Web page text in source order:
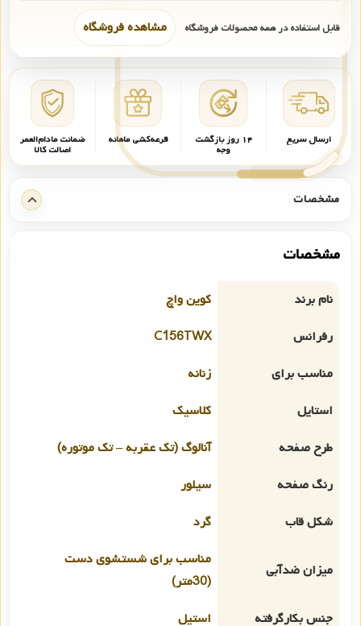
قابل استفاده در همه محصولات فروشگاه مشاهده فروشگاه
ارسال سریع ۱۴ روز بازگشت
وجه
قرعه‌کشی ماهانه ضمانت مادام‌العمر
اصالت کالا
مشخصات
مشخصات
نام برند
کوین واچ
رفرانس
C156TWX
مناسب برای
زنانه
استایل
کلاسیک
طرح صفحه
آنالوگ (تک عقربه – تک موتوره)
رنگ صفحه
سیلور
شکل قاب
گرد
میزان ضدآبی
مناسب برای شستشوی دست
(30متر)
جنس بکارگرفته
استیل